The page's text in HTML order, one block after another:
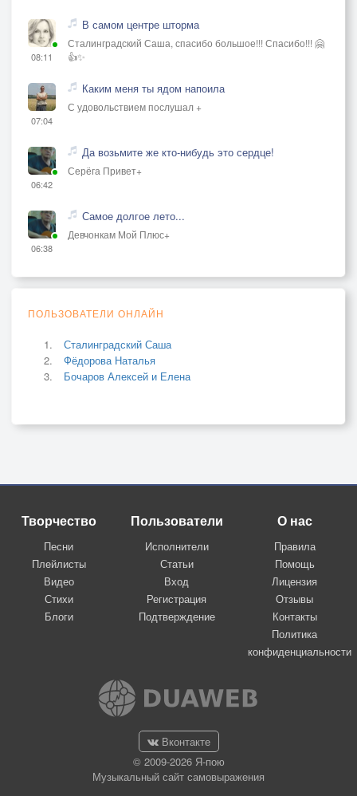
08:11
В самом центре шторма
Сталинградский Саша, спасибо большое!!! Спасибо!!! 🤗
👍✨
07:04
Каким меня ты ядом напоила
С удовольствием послушал +
06:42
Да возьмите же кто-нибудь это сердце!
Серёга Привет+
06:38
Самое долгое лето...
Девчонкам Мой Плюс+
ПОЛЬЗОВАТЕЛИ ОНЛАЙН
Сталинградский Саша
Фёдорова Наталья
Бочаров Алексей и Елена
Творчество
Песни
Плейлисты
Видео
Стихи
Блоги
Пользователи
Исполнители
Статьи
Вход
Регистрация
Подтверждение
О нас
Правила
Помощь
Лицензия
Отзывы
Контакты
Политика
конфиденциальности
Вконтакте
© 2009-2026 Я-пою
Музыкальный сайт самовыражения